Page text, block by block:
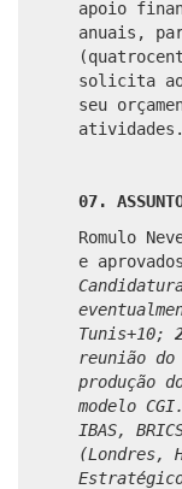
apoio
anuais,
solicita ao
seu
atividades.
07.
Romulo
e
Tunis+10;
reunião
produção
modelo
IBAS,
(Londres,